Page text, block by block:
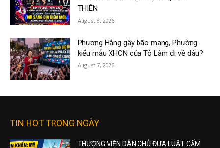
THIÊN
August 8, 2026
Phương Hằng gây bão mạng, Phường
kiểu mẫu XHCN của Tô Lâm đi về đâu?
August 7, 2026
TIN HOT TRONG NGÀY
THƯỢNG VIỆN DÂN CHỦ ĐƯA LUẬT CẤM